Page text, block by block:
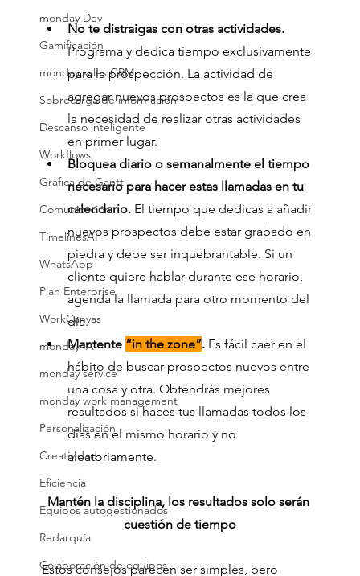
monday Dev
Gamificación
monday sales CRM
Sobrecarga de información
Descanso inteligente
Workflows
Gráfica de Gantt
Comunicación
TimelinesAI
WhatsApp
Plan Enterprise
WorkCanvas
monday IA
monday service
monday work management
Personalización
Creatividad
Eficiencia
Equipos autogestionados
Redarquía
Colaboración de equipos
No te distraigas con otras actividades.
Programa y dedica tiempo exclusivamente
para la prospección. La actividad de
agregar nuevos prospectos es la que crea
la necesidad de realizar otras actividades
en primer lugar.
Bloquea diario o semanalmente el tiempo
necesario para hacer estas llamadas en tu
calendario. El tiempo que dedicas a añadir
nuevos prospectos debe estar grabado en
piedra y debe ser inquebrantable. Si un
cliente quiere hablar durante ese horario,
agenda la llamada para otro momento del
día.
Mantente “in the zone”. Es fácil caer en el
hábito de buscar prospectos nuevos entre
una cosa y otra. Obtendrás mejores
resultados si haces tus llamadas todos los
días en el mismo horario y no
aleatoriamente.
Mantén la disciplina, los resultados solo serán
cuestión de tiempo
Estos consejos parecen ser simples, pero